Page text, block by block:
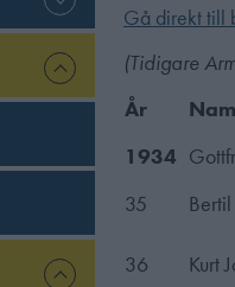
Gå direkt till
(Tidigare
År
1934
35
36 Kurt